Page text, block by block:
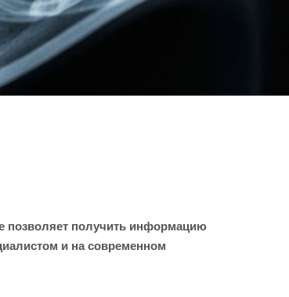
позволяет получить информацию
и на современном